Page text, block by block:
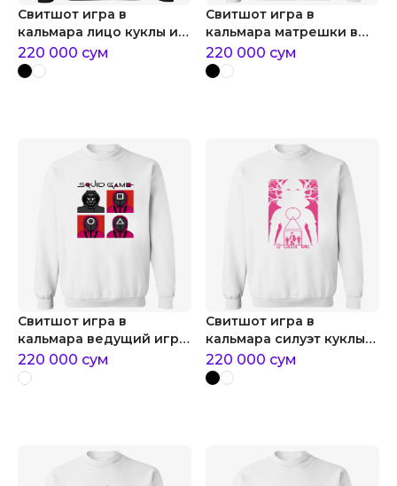
Свитшот игра в
кальмара лицо куклы из
игры в кальмара
220 000 сум
Свитшот игра в
кальмара матрешки в
виде охранников
220 000 сум
Свитшот игра в
кальмара ведущий игры
и охранники
220 000 сум
Свитшот игра в
кальмара силуэт куклы
игра в кальмара
220 000 сум